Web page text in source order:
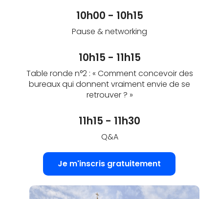
10h00 - 10h15
Pause & networking
10h15 - 11h15
Table ronde n°2 : « Comment concevoir des
bureaux qui donnent vraiment envie de se
retrouver ? »
11h15 - 11h30
Q&A
Je m'inscris gratuitement